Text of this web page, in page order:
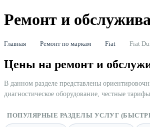
Ремонт и
Главная Ремонт по маркам Fiat Fiat
Цены на ремонт и
В данном разделе представлены
диагностическое оборудование, честные
ПОПУЛЯРНЫЕ РАЗДЕЛЫ УСЛУГ